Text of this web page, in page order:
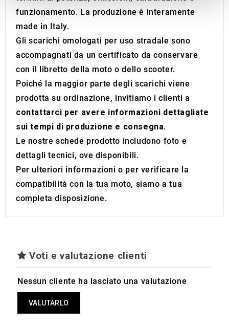
We also share information about your use of our site with
our social media, advertising and analytics partners who
may combine it with other information that you’ve
provided to them or that they’ve collected from your use
of their services.
funzionamento. La produzione è interamente
made in Italy.
Gli scarichi omologati per uso stradale sono
accompagnati da un certificato da conservare
con il libretto della moto o dello scooter.
Poiché la maggior parte degli scarichi viene
prodotta su ordinazione, invitiamo i clienti a
contattarci per avere informazioni dettagliate
sui tempi di produzione e consegna.
Le nostre schede prodotto includono foto e
dettagli tecnici, ove disponibili.
Per ulteriori informazioni o per verificare la
compatibilità con la tua moto, siamo a tua
completa disposizione.
Voti e valutazione clienti
Nessun cliente ha lasciato una valutazione
VALUTARLO